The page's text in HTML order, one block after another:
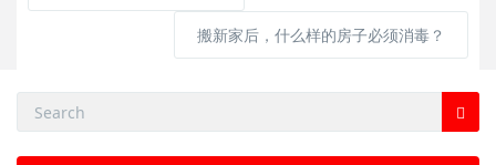
搬新家后，什么样的房子必须消毒？